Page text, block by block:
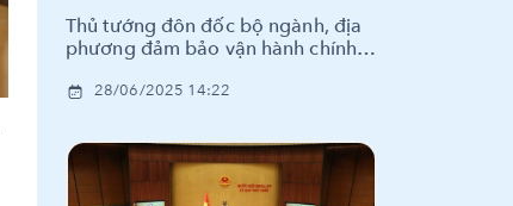
Thủ tướng đôn đốc bộ ngành, địa
phương đảm bảo vận hành chính
28/06/2025 14:22